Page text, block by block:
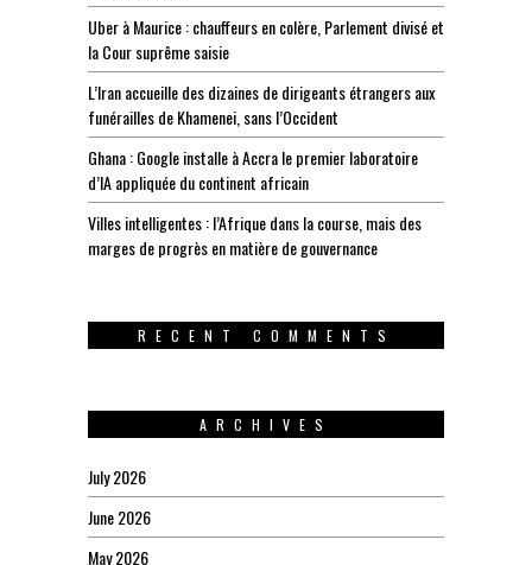
Uber à Maurice : chauffeurs en colère, Parlement divisé et
la Cour suprême saisie
L’Iran accueille des dizaines de dirigeants étrangers aux
funérailles de Khamenei, sans l’Occident
Ghana : Google installe à Accra le premier laboratoire
d’IA appliquée du continent africain
Villes intelligentes : l’Afrique dans la course, mais des
marges de progrès en matière de gouvernance
RECENT COMMENTS
ARCHIVES
July 2026
June 2026
May 2026